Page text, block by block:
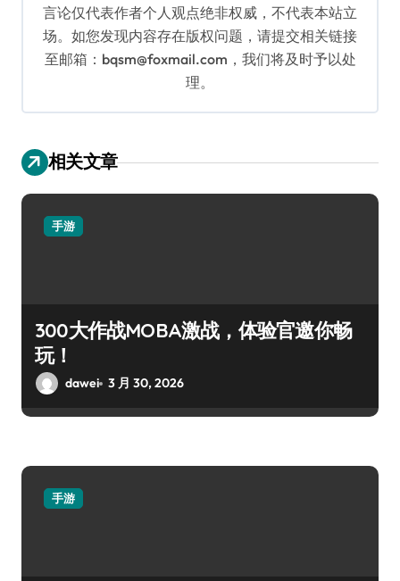
言论仅代表作者个人观点绝非权威，不代表本站立
场。如您发现内容存在版权问题，请提交相关链接
至邮箱：bqsm@foxmail.com，我们将及时予以处
理。
相关文章
手游
300大作战MOBA激战，体验官邀你畅
玩！
dawei 3 月 30, 2026
手游